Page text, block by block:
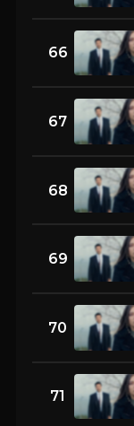
66
67
68
69
70
71